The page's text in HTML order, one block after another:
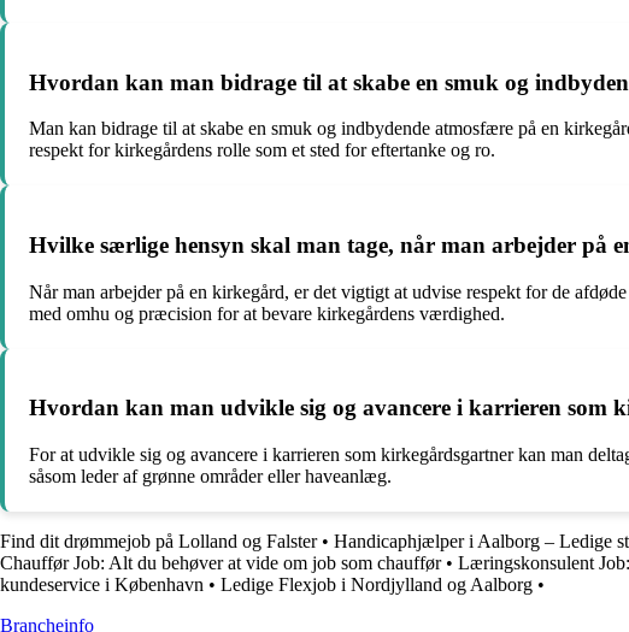
Hvordan kan man bidrage til at skabe en smuk og
Man kan bidrage til at skabe en smuk og indbydende atmosfære på en
respekt for kirkegårdens rolle som et sted for eftertanke og ro.
Hvilke særlige hensyn skal man tage, når man arbejder på
Når man arbejder på en kirkegård, er det vigtigt at udvise respekt for de
med omhu og præcision for at bevare kirkegårdens værdighed.
Hvordan kan man udvikle sig og avancere i karrieren som
For at udvikle sig og avancere i karrieren som kirkegårdsgartner kan man
såsom leder af grønne områder eller haveanlæg.
Find dit drømmejob på Lolland og Falster• Handicaphjælper i Aalborg – Ledige
Chauffør Job: Alt du behøver at vide om job som chauffør• Læringskonsulent
kundeservice i København • Ledige Flexjob i Nordjylland og Aalborg •
Brancheinfo